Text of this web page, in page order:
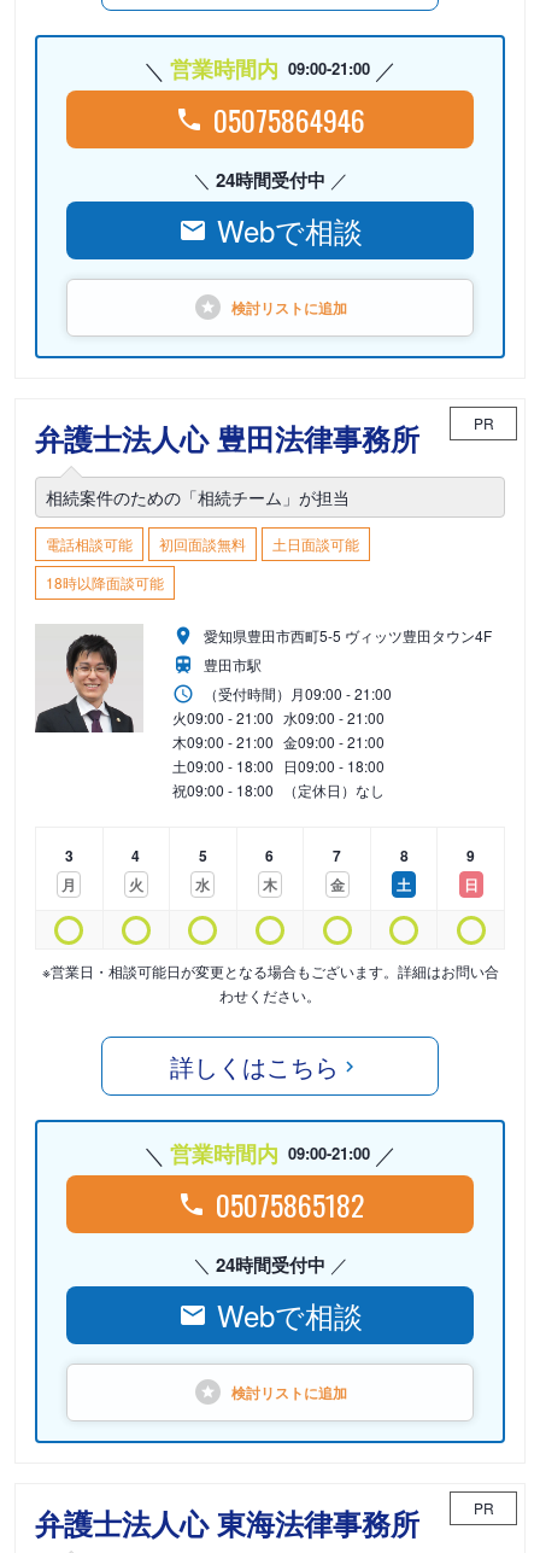
営業時間内 09:00-21:00
05075864946
24時間受付中
Webで相談
検討リストに追加
弁護士法人心 豊田法律事務所 PR
相続案件のための「相続チーム」が担当
電話相談可能 初回面談無料
土日面談可能
18時以降面談可能
愛知県豊田市西町5-5 ヴィッツ豊田タウン4F
豊田市駅
（受付時間） 月09:00 - 21:00
火09:00 - 21:00 水09:00 - 21:00
木09:00 - 21:00 金09:00 - 21:00
土09:00 - 18:00 日09:00 - 18:00
祝09:00 - 18:00 （定休日）なし
3
月
4
火
5
水
6
木
7
金
8
土
9
日
※営業日・相談可能日が変更となる場合もございます。詳細はお問い合
わせください。
詳しくはこちら
営業時間内 09:00-21:00
05075865182
24時間受付中
Webで相談
検討リストに追加
弁護士法人心 東海法律事務所 PR